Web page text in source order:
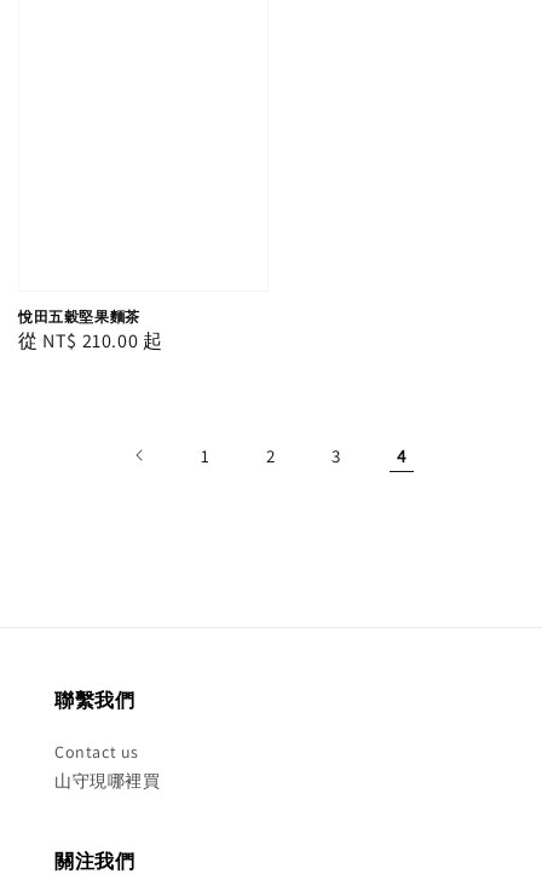
悅田五穀堅果麵茶
Regular
從 NT$ 210.00 起
1 2 3 4
聯繫我們
Contact us
山守現哪裡買
關注我們